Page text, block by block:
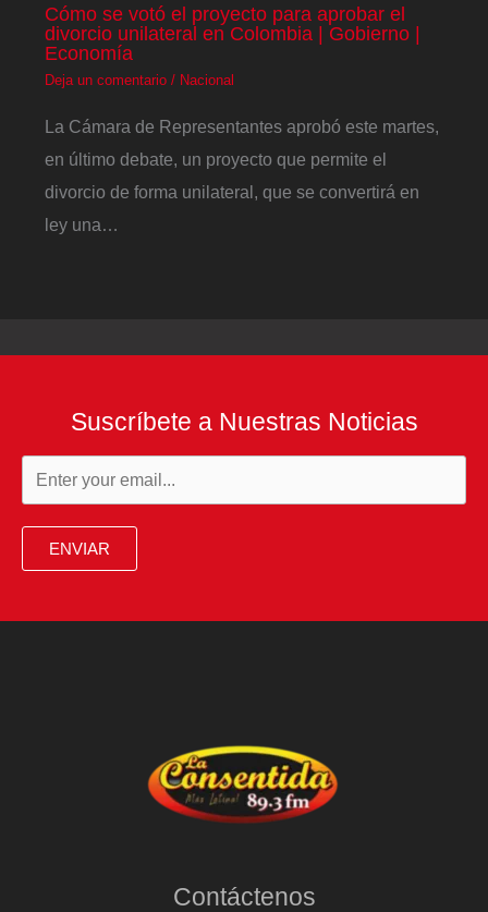
Cómo se votó el proyecto para aprobar el
divorcio unilateral en Colombia | Gobierno |
Economía
Deja un comentario / Nacional
La Cámara de Representantes aprobó este martes,
en último debate, un proyecto que permite el
divorcio de forma unilateral, que se convertirá en
ley una…
Suscríbete a Nuestras Noticias
ENVIAR
Contáctenos